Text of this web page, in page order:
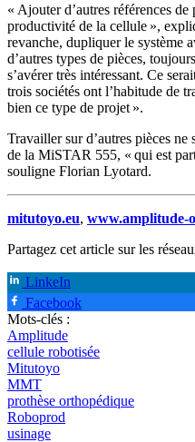
« Ajouter d’autres références
productivité de la cellule »,
revanche, dupliquer le système
d’autres types de pièces,
s’avérer très intéressant. Ce
trois sociétés ont l’habitude de
bien ce type de projet ».
Travailler sur d’autres pièces
de la MiSTAR 555, « qui est
souligne Florian Lyotard.
mitutoyo.eu, www.amplitude-
Partagez cet article sur les
LinkeIn
Facebook
Mots-clés :
Amplitude
cellule robotisée
Mitutoyo
MMT
prothèse orthopédique
Roboprod
usinage